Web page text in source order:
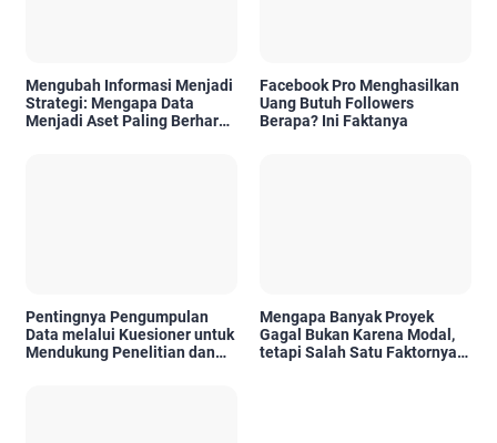
Mengubah Informasi Menjadi
Strategi: Mengapa Data
Menjadi Aset Paling Berharga
Facebook Pro Menghasilkan
Uang Butuh Followers
Berapa? Ini Faktanya
Pentingnya Pengumpulan
Data melalui Kuesioner untuk
Mendukung Penelitian dan
Mengapa Banyak Proyek
Gagal Bukan Karena Modal,
tetapi Salah Satu Faktornya